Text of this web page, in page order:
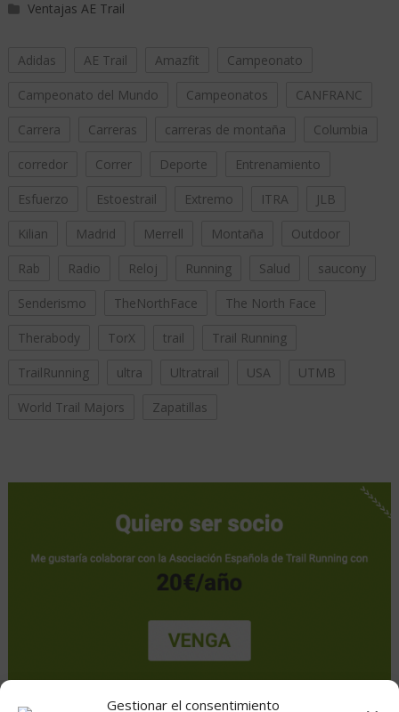
Gestionar el consentimiento
Ventajas AE Trail
Adidas AE Trail Amazfit Campeonato
Campeonato del Mundo Campeonatos CANFRANC
Carrera Carreras carreras de montaña Columbia
corredor Correr Deporte Entrenamiento
Esfuerzo Estoestrail Extremo ITRA JLB
Kilian Madrid Merrell Montaña Outdoor
Rab Radio Reloj Running Salud saucony
Senderismo TheNorthFace The North Face
Therabody TorX trail Trail Running
TrailRunning ultra Ultratrail USA UTMB
World Trail Majors Zapatillas